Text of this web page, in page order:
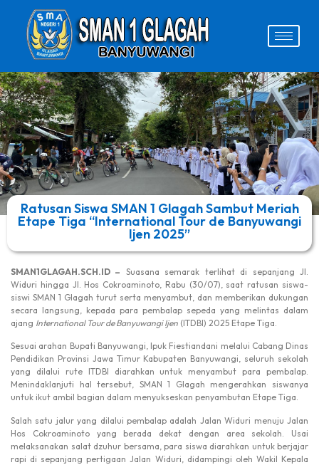
Ratusan Siswa SMAN 1 Glagah Sambut Meriah
Etape Tiga “International Tour de Banyuwangi
Ijen 2025”
SMAN1GLAGAH.SCH.ID – Suasana semarak terlihat di sepanjang Jl.
Widuri hingga Jl. Hos Cokroaminoto, Rabu (30/07), saat ratusan siswa-
siswi SMAN 1 Glagah turut serta menyambut, dan memberikan dukungan
secara langsung, kepada para pembalap sepeda yang melintas dalam
ajang International Tour de Banyuwangi Ijen (ITDBI) 2025 Etape Tiga.
Sesuai arahan Bupati Banyuwangi, Ipuk Fiestiandani melalui Cabang Dinas
Pendidikan Provinsi Jawa Timur Kabupaten Banyuwangi, seluruh sekolah
yang dilalui rute ITDBI diarahkan untuk menyambut para pembalap.
Menindaklanjuti hal tersebut, SMAN 1 Glagah mengerahkan siswanya
untuk ikut ambil bagian dalam menyukseskan penyambutan Etape Tiga.
Salah satu jalur yang dilalui pembalap adalah Jalan Widuri menuju Jalan
Hos Cokroaminoto yang berada dekat dengan area sekolah. Usai
melaksanakan salat dzuhur bersama, para siswa diarahkan untuk berjajar
rapi di sepanjang pertigaan Jalan Widuri, didampingi oleh Wakil Kepala